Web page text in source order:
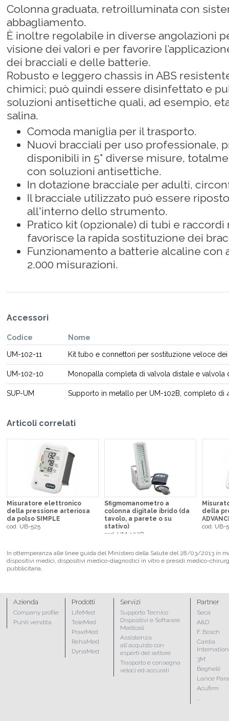
Colonna graduata, retroilluminata con
abbagliamento.
È inoltre regolabile in diverse angolazioni
visione dei valori e per favorire
dei bracciali e delle batterie.
Robusto e leggero chassis in ABS
chimici; può quindi essere disinfettato e
soluzioni antisettiche quali, ad esempio,
salina.
Comoda maniglia per il trasporto.
Nuovi bracciali per uso professionale,
disponibili in 5* diverse misure,
con soluzioni antisettiche.
In dotazione bracciale per adulti,
Il bracciale utilizzato può essere
all'interno dello strumento.
Pratico kit (opzionale) di tubi e
favorisce la rapida sostituzione dei
Funzionamento a batterie alcaline con
2.000 misurazioni.
Accessori
Codice Nome
UM-102-11 Kit tubo e connettori per sostituzione veloce
UM-102-10 Monopalla completa di valvola distale e valvola
SUP-UM Supporto in metallo per UM-102B, completo di
Articoli correlati
Misuratore elettronico
della pressione arteriosa
da polso SIMPLE
cod. UB-525
Sfigmomanometro a
colonna digitale ibrido (da
tavolo, a parete o su
stativo)
cod. UM-102B
della
cod. UB-
In ottemperanza alle linee guida del Ministero della Salute del 28/03/2013 in
dispositivi medici, dispositivi medico-diagnostici in vitro e presidi medico-
pubblicitaria.
Azienda
Company profile
Punti vendita
Prodotti
LifeMed
TeleMed
PraxiMed
RehaMed
DynaMed
Servizi
Supporto Tecnico
Dispositivi e Software
Medicali
Assistenza
all'acquisto con
esperti del settore
Trasporto e consegna
veloci ed accurati
Partner
Seca
A&D
F. Bosch
Cardia
3M
Beghelli
Lance
Acufirm
...